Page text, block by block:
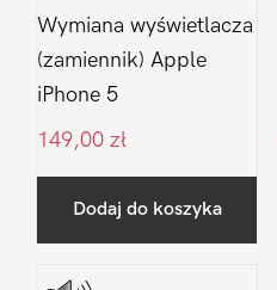
Wymiana wyświetlacza
(zamiennik) Apple
iPhone 5
149,00 zł
Dodaj do koszyka